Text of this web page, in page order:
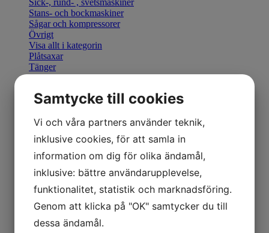
Sick-, rund- , svetsmaskiner
Stans- och bockmaskiner
Sågar och kompressorer
Övrigt
Visa allt i kategorin
Plåtsaxar
Tänger
Bocka & Forma
Elhandverktyg
Saxar & Knivar
Hammare & klubbor
Övriga produkter
Övriga verktyg
Visa allt i kategorin
Visa allt i kategorin
Manuella kantmaskiner
Motordrivna kantmaskiner
Retrofit U-Bend styrning
Visa allt i kategorin
Hydraulisk Gradsax
Samtycke till cookies
Vi och våra partners använder teknik,
inklusive cookies, för att samla in
information om dig för olika ändamål,
inklusive: bättre användarupplevelse,
funktionalitet, statistik och marknadsföring.
Genom att klicka på "OK" samtycker du till
dessa ändamål.